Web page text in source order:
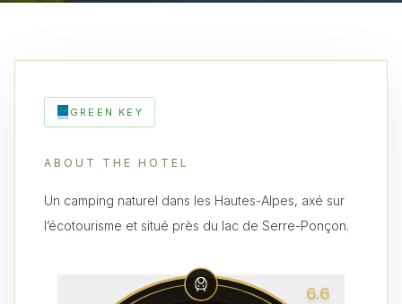
GREEN KEY
ABOUT THE HOTEL
Un camping naturel dans les Hautes-Alpes, axé sur
l’écotourisme et situé près du lac de Serre-Ponçon.
6.6